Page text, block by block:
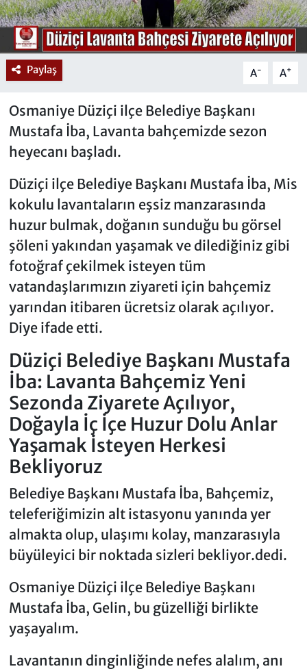
Paylaş A- A+
Osmaniye Düziçi ilçe Belediye Başkanı
Mustafa İba, Lavanta bahçemizde sezon
heyecanı başladı.
Düziçi ilçe Belediye Başkanı Mustafa İba, Mis
kokulu lavantaların eşsiz manzarasında
huzur bulmak, doğanın sunduğu bu görsel
şöleni yakından yaşamak ve dilediğiniz gibi
fotoğraf çekilmek isteyen tüm
vatandaşlarımızın ziyareti için bahçemiz
yarından itibaren ücretsiz olarak açılıyor.
Diye ifade etti.
Düziçi Belediye Başkanı Mustafa
İba: Lavanta Bahçemiz Yeni
Sezonda Ziyarete Açılıyor,
Doğayla İç İçe Huzur Dolu Anlar
Yaşamak İsteyen Herkesi
Bekliyoruz
Belediye Başkanı Mustafa İba, Bahçemiz,
teleferiğimizin alt istasyonu yanında yer
almakta olup, ulaşımı kolay, manzarasıyla
büyüleyici bir noktada sizleri bekliyor.dedi.
Osmaniye Düziçi ilçe Belediye Başkanı
Mustafa İba, Gelin, bu güzelliği birlikte
yaşayalım.
Lavantanın dinginliğinde nefes alalım, anı